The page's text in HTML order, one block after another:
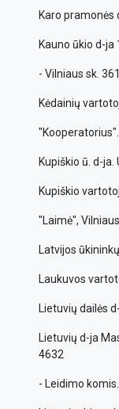
Karo pramonės
Kauno ūkio d-ja
- Vilniaus sk.
Kėdainių
Kupiškio ū. d-ja.
Kupiškio
"Laimė",
Latvijos
Laukuvos
Lietuvių dailės
Lietuvių d-ja
4632
- Leidimo